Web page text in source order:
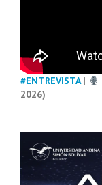
#ENTREVISTA|
2026)